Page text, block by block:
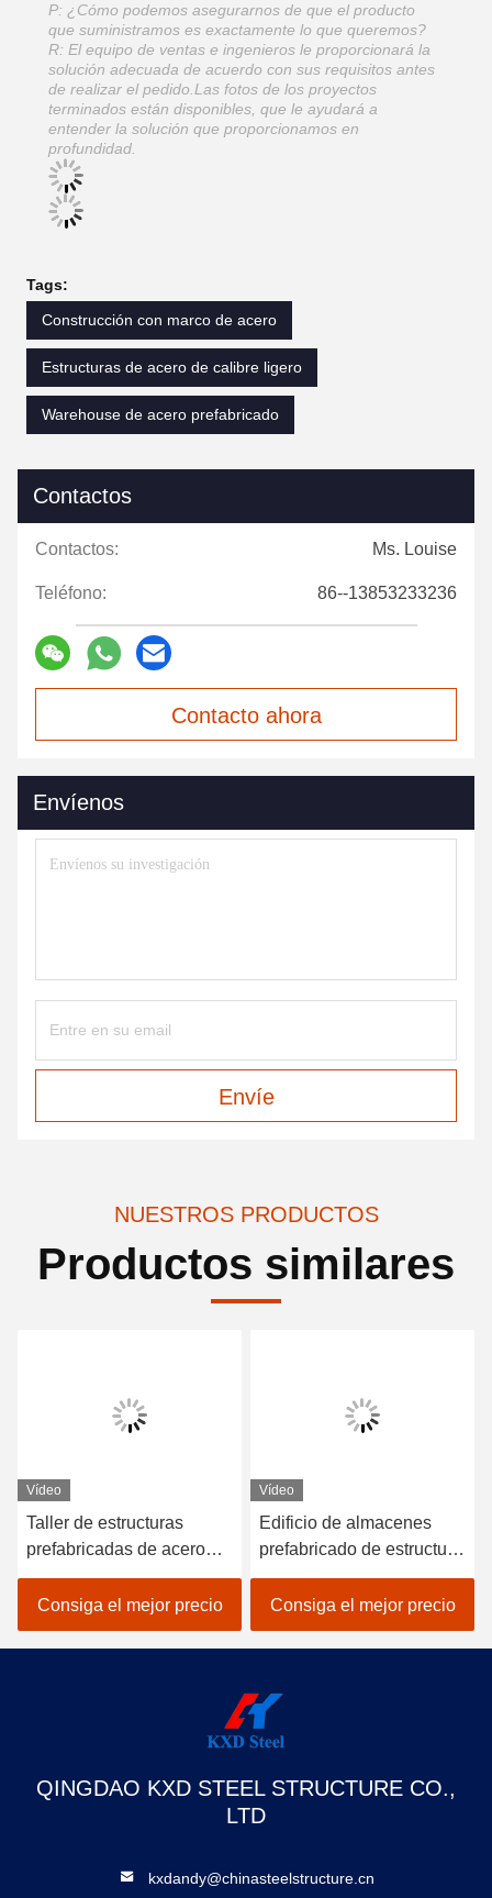
P: ¿Cómo podemos asegurarnos de que el producto
que suministramos es exactamente lo que queremos?
R: El equipo de ventas e ingenieros le proporcionará la
solución adecuada de acuerdo con sus requisitos antes
de realizar el pedido.Las fotos de los proyectos
terminados están disponibles, que le ayudará a
entender la solución que proporcionamos en
profundidad.
Tags:
Construcción con marco de acero
Estructuras de acero de calibre ligero
Warehouse de acero prefabricado
Contactos
Contactos: Ms. Louise
Teléfono: 86--13853233236
Contacto ahora
Envíenos
Envíe
NUESTROS PRODUCTOS
Productos similares
Vídeo
Taller de estructuras
prefabricadas de acero
pesado con estructura de
acero
Consiga el mejor precio
Vídeo
Edificio de almacenes
prefabricado de estructura
de acero de varios pisos
SGS BV CE aprobado
Consiga el mejor precio
QINGDAO KXD STEEL STRUCTURE CO.,
LTD
kxdandy@chinasteelstructure.cn